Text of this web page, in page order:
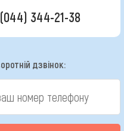
344-21-38
дзвінок: